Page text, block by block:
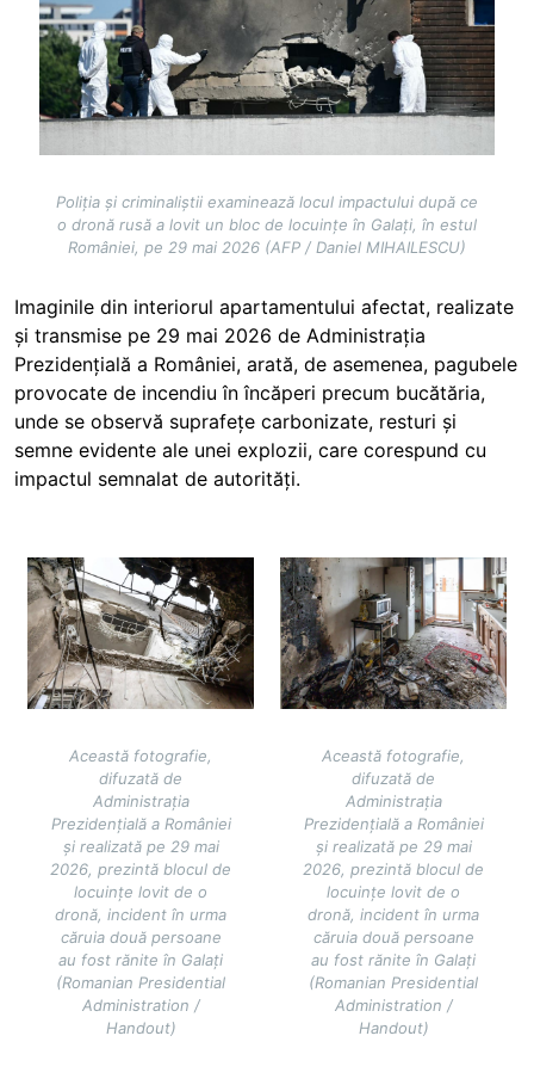
Poliția și criminaliștii examinează locul impactului după ce
o dronă rusă a lovit un bloc de locuințe în Galați, în estul
României, pe 29 mai 2026 (AFP / Daniel MIHAILESCU)
Imaginile din interiorul apartamentului afectat, realizate
și transmise pe 29 mai 2026 de Administrația
Prezidențială a României, arată, de asemenea, pagubele
provocate de incendiu în încăperi precum bucătăria,
unde se observă suprafețe carbonizate, resturi și
semne evidente ale unei explozii, care corespund cu
impactul semnalat de autorități.
Image
Această fotografie,
difuzată de
Administrația
Prezidențială a României
și realizată pe 29 mai
2026, prezintă blocul de
locuințe lovit de o
dronă, incident în urma
căruia două persoane
au fost rănite în Galați
(Romanian Presidential
Administration /
Handout)
Image
Această fotografie,
difuzată de
Administrația
Prezidențială a României
și realizată pe 29 mai
2026, prezintă blocul de
locuințe lovit de o
dronă, incident în urma
căruia două persoane
au fost rănite în Galați
(Romanian Presidential
Administration /
Handout)